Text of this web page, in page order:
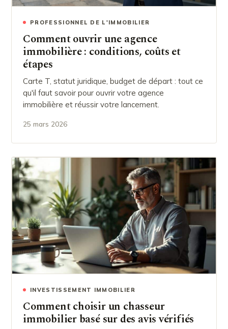
PROFESSIONNEL DE L'IMMOBILIER
Comment ouvrir une agence
immobilière : conditions, coûts et
étapes
Carte T, statut juridique, budget de départ : tout ce
qu'il faut savoir pour ouvrir votre agence
immobilière et réussir votre lancement.
25 mars 2026
INVESTISSEMENT IMMOBILIER
Comment choisir un chasseur
immobilier basé sur des avis vérifiés